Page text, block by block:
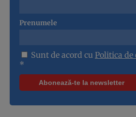
Prenumele
Sunt de acord cu Politica
*